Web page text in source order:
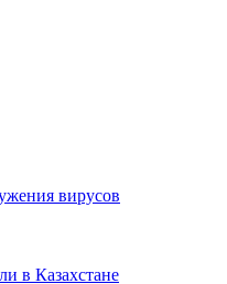
вирусов
в Казахстане